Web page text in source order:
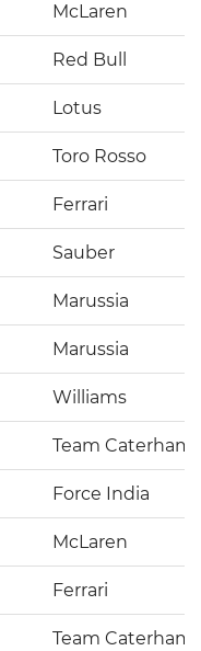
McLaren
Red Bull
Lotus
Toro Rosso
Ferrari
Sauber
Marussia
Marussia
Williams
Team Caterham
Force India
McLaren
Ferrari
Team Caterham